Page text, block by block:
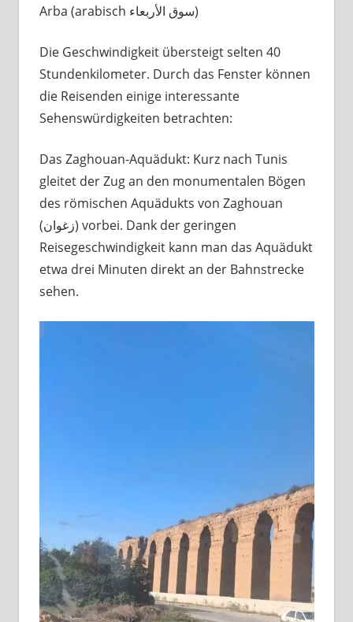
Arba (arabisch سوق الأربعاء)
Die Geschwindigkeit übersteigt selten 40
Stundenkilometer. Durch das Fenster können
die Reisenden einige interessante
Sehenswürdigkeiten betrachten:
Das Zaghouan-Aquädukt: Kurz nach Tunis
gleitet der Zug an den monumentalen Bögen
des römischen Aquädukts von Zaghouan
(زغوان) vorbei. Dank der geringen
Reisegeschwindigkeit kann man das Aquädukt
etwa drei Minuten direkt an der Bahnstrecke
sehen.